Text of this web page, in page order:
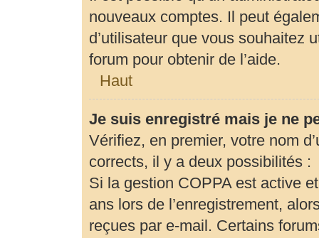
nouveaux comptes. Il peut
d’utilisateur que vous souhaitez
forum pour obtenir de l’aide.
Haut
Je suis enregistré mais je ne
Vérifiez, en premier, votre nom
corrects, il y a deux possibilités :
Si la gestion COPPA est active
ans lors de l’enregistrement,
reçues par e-mail. Certains